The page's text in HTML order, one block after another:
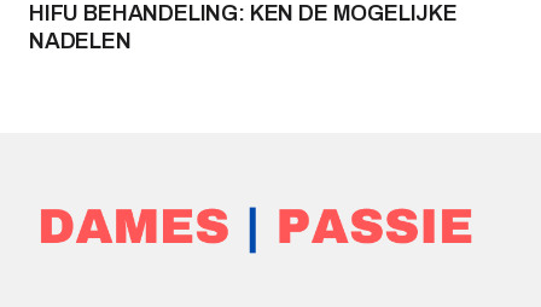
HIFU BEHANDELING: KEN DE MOGELIJKE
NADELEN